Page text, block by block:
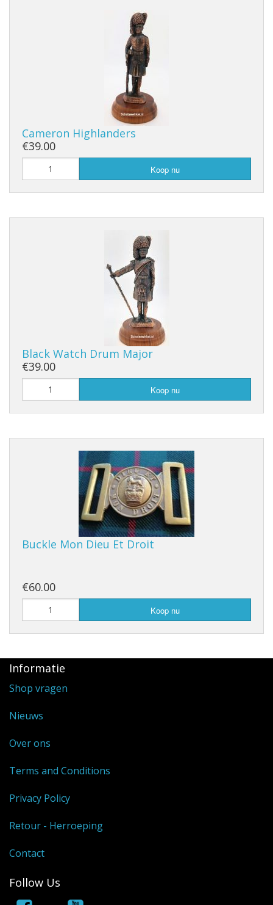
Cameron Highlanders
€39.00
Koop nu
Black Watch Drum Major
€39.00
Koop nu
Buckle Mon Dieu Et Droit
€60.00
Koop nu
Informatie
Shop vragen
Nieuws
Over ons
Terms and Conditions
Privacy Policy
Retour - Herroeping
Contact
Follow Us